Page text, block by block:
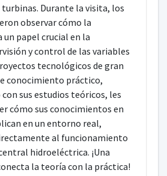
Durante la visita, los
observar cómo la
papel crucial en la
y control de las variables
tecnológicos de gran
conocimiento práctico,
sus estudios teóricos, les
cómo sus conocimientos en
en un entorno real,
al funcionamiento
hidroeléctrica. ¡Una
la teoría con la práctica!